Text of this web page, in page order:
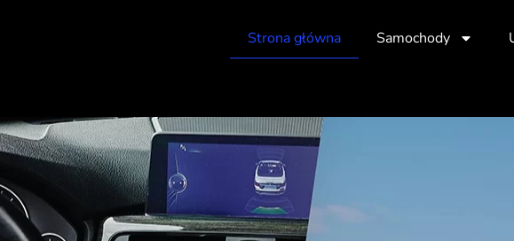
Strona główna Samochody